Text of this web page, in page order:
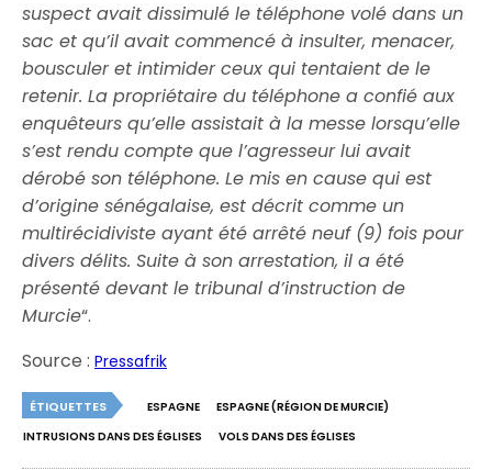
suspect avait dissimulé le téléphone volé dans un
sac et qu’il avait commencé à insulter, menacer,
bousculer et intimider ceux qui tentaient de le
retenir. La propriétaire du téléphone a confié aux
enquêteurs qu’elle assistait à la messe lorsqu’elle
s’est rendu compte que l’agresseur lui avait
dérobé son téléphone. Le mis en cause qui est
d’origine sénégalaise, est décrit comme un
multirécidiviste ayant été arrêté neuf (9) fois pour
divers délits. Suite à son arrestation, il a été
présenté devant le tribunal d’instruction de
Murcie“.
Source :Pressafrik
ÉTIQUETTES ESPAGNE
ESPAGNE (RÉGION DE MURCIE)
INTRUSIONS DANS DES ÉGLISES
VOLS DANS DES ÉGLISES